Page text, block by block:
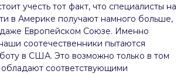
учесть тот факт, что специалисты на
в Америке получают намного больше,
Европейском Союзе. Именно
соотечественники пытаются
в США. Это возможно только в том
обладают соответствующими